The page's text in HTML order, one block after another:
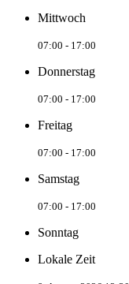
Mittwoch
07:00 - 17:00
Donnerstag
07:00 - 17:00
Freitag
07:00 - 17:00
Samstag
07:00 - 17:00
Sonntag
Lokale Zeit